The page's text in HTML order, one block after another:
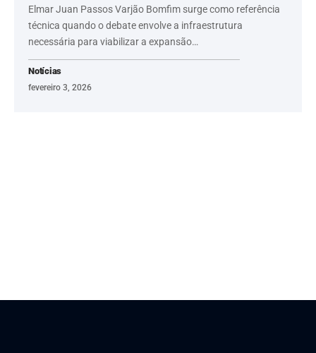
Elmar Juan Passos Varjão Bomfim surge como referência
técnica quando o debate envolve a infraestrutura
necessária para viabilizar a expansão…
Notícias
fevereiro 3, 2026